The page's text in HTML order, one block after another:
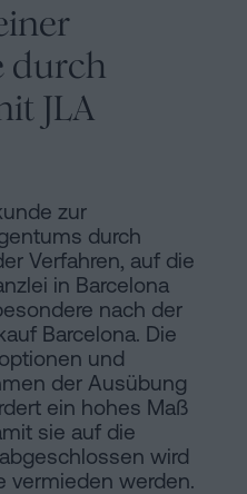
durch
JLA
zur
durch
Verfahren, auf die
in Barcelona
nach der
Barcelona. Die
und
der Ausübung
ein hohes Maß
sie auf die
wird
vermieden werden.